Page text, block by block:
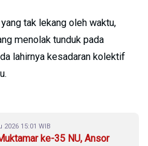
tak lekang oleh waktu,
menolak tunduk pada
lahirnya kesadaran kolektif
2026 15:01 WIB
ke-35 NU, Ansor